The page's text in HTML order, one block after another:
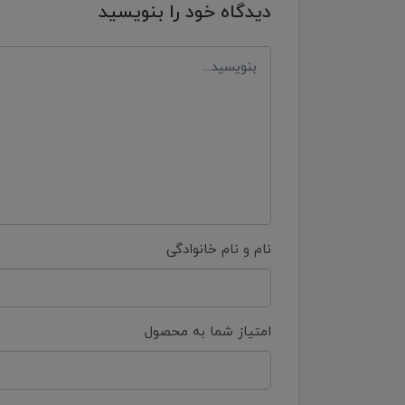
دیدگاه خود را بنویسید
نام و نام خانوادگی
امتیاز شما به محصول